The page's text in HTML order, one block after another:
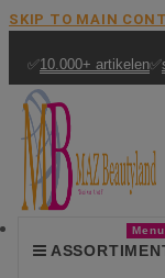
SKIP TO MAIN
✅10.000+ artikelen✅
Menu